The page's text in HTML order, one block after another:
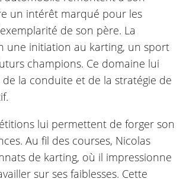
un intérêt marqué pour les
de son père. La
une initiation au karting, un sport
champions. Ce domaine lui
la conduite et de la stratégie de
lui permettent de forger son
Au fil des courses, Nicolas
de karting, où il impressionne
sur ses faiblesses. Cette